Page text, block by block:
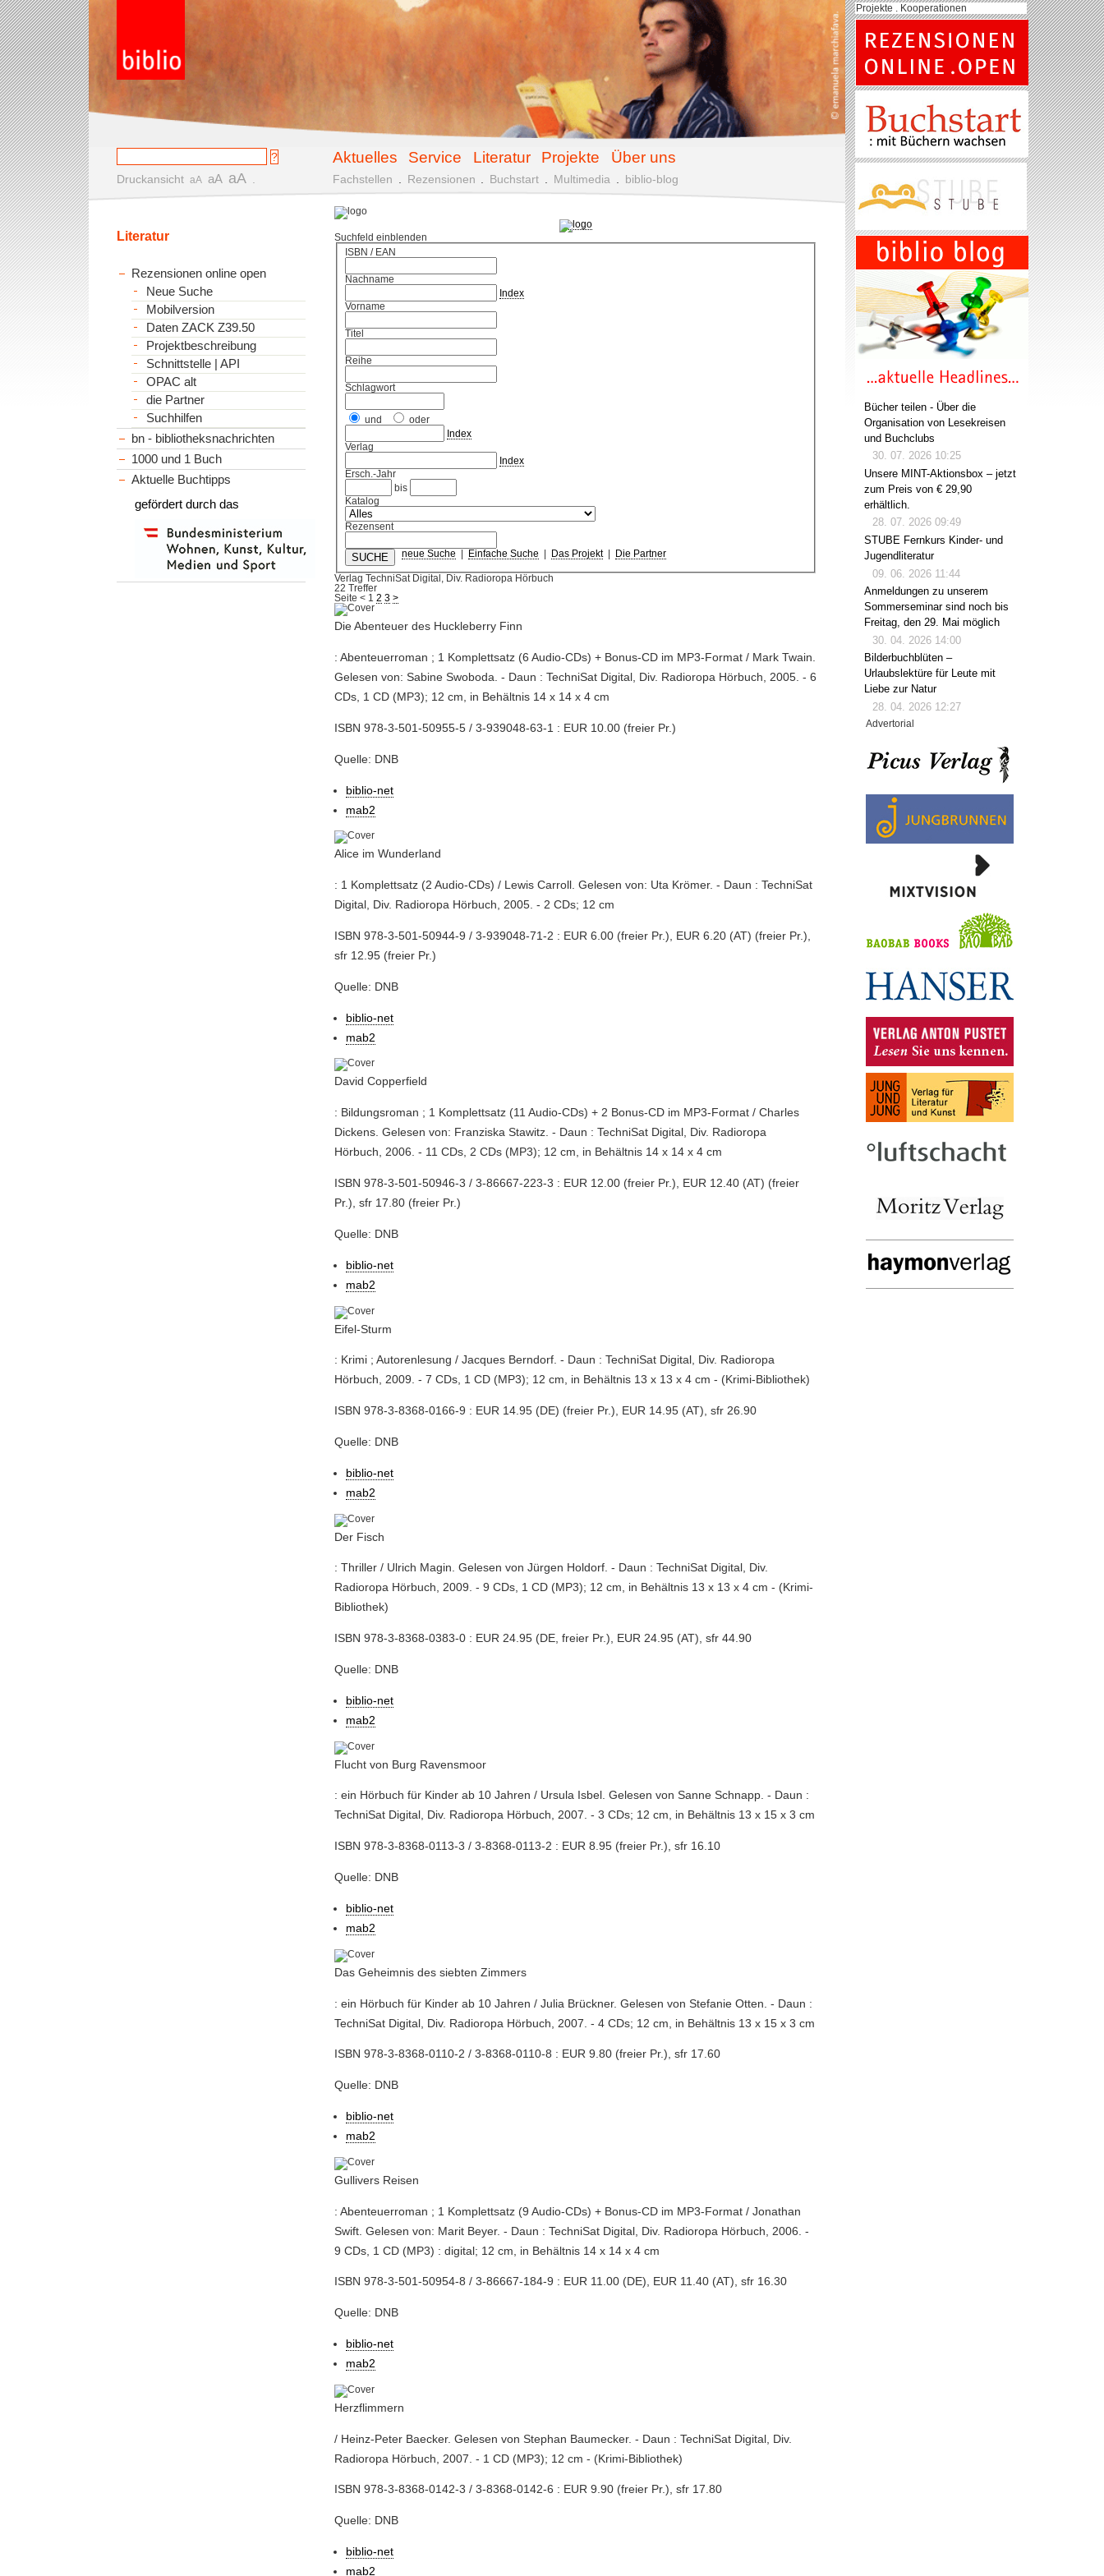
Aktuelles Service Literatur Projekte Über uns
Druckansicht aA aA aA Fachstellen Rezensionen Buchstart Multimedia biblio-blog
Suchfeld einblenden
ISBN / EAN
Nachname
Index
Vorname
Titel
Reihe
Schlagwort
und
oder
Index
Verlag
Index
Ersch.-Jahr
bis
Katalog
Rezensent
neue Suche Einfache Suche Das Projekt| Die Partner
Verlag TechniSat Digital, Div. Radioropa Hörbuch
22 Treffer
Seite< 1 2 3 >
Die Abenteuer des Huckleberry Finn
: Abenteuerroman ; 1 Komplettsatz (6 Audio-CDs) + Bonus-CD im MP3-Format / Mark Twain.
Gelesen von: Sabine Swoboda. - Daun : TechniSat Digital, Div. Radioropa Hörbuch, 2005. - 6
CDs, 1 CD (MP3); 12 cm, in Behältnis 14 x 14 x 4 cm
ISBN 978-3-501-50955-5 / 3-939048-63-1 : EUR 10.00 (freier Pr.)
Quelle: DNB
biblio-net
mab2
Alice im Wunderland
: 1 Komplettsatz (2 Audio-CDs) / Lewis Carroll. Gelesen von: Uta Krömer. - Daun : TechniSat
Digital, Div. Radioropa Hörbuch, 2005. - 2 CDs; 12 cm
ISBN 978-3-501-50944-9 / 3-939048-71-2 : EUR 6.00 (freier Pr.), EUR 6.20 (AT) (freier Pr.),
sfr 12.95 (freier Pr.)
Quelle: DNB
biblio-net
mab2
David Copperfield
: Bildungsroman ; 1 Komplettsatz (11 Audio-CDs) + 2 Bonus-CD im MP3-Format / Charles
Dickens. Gelesen von: Franziska Stawitz. - Daun : TechniSat Digital, Div. Radioropa
Hörbuch, 2006. - 11 CDs, 2 CDs (MP3); 12 cm, in Behältnis 14 x 14 x 4 cm
ISBN 978-3-501-50946-3 / 3-86667-223-3 : EUR 12.00 (freier Pr.), EUR 12.40 (AT) (freier
Pr.), sfr 17.80 (freier Pr.)
Quelle: DNB
biblio-net
mab2
Eifel-Sturm
: Krimi ; Autorenlesung / Jacques Berndorf. - Daun : TechniSat Digital, Div. Radioropa
Hörbuch, 2009. - 7 CDs, 1 CD (MP3); 12 cm, in Behältnis 13 x 13 x 4 cm - (Krimi-Bibliothek)
ISBN 978-3-8368-0166-9 : EUR 14.95 (DE) (freier Pr.), EUR 14.95 (AT), sfr 26.90
Quelle: DNB
biblio-net
mab2
Der Fisch
: Thriller / Ulrich Magin. Gelesen von Jürgen Holdorf. - Daun : TechniSat Digital, Div.
Radioropa Hörbuch, 2009. - 9 CDs, 1 CD (MP3); 12 cm, in Behältnis 13 x 13 x 4 cm - (Krimi-
Bibliothek)
ISBN 978-3-8368-0383-0 : EUR 24.95 (DE, freier Pr.), EUR 24.95 (AT), sfr 44.90
Quelle: DNB
biblio-net
mab2
Flucht von Burg Ravensmoor
: ein Hörbuch für Kinder ab 10 Jahren / Ursula Isbel. Gelesen von Sanne Schnapp. - Daun :
TechniSat Digital, Div. Radioropa Hörbuch, 2007. - 3 CDs; 12 cm, in Behältnis 13 x 15 x 3 cm
ISBN 978-3-8368-0113-3 / 3-8368-0113-2 : EUR 8.95 (freier Pr.), sfr 16.10
Quelle: DNB
biblio-net
mab2
Das Geheimnis des siebten Zimmers
: ein Hörbuch für Kinder ab 10 Jahren / Julia Brückner. Gelesen von Stefanie Otten. - Daun :
TechniSat Digital, Div. Radioropa Hörbuch, 2007. - 4 CDs; 12 cm, in Behältnis 13 x 15 x 3 cm
ISBN 978-3-8368-0110-2 / 3-8368-0110-8 : EUR 9.80 (freier Pr.), sfr 17.60
Quelle: DNB
biblio-net
mab2
Gullivers Reisen
: Abenteuerroman ; 1 Komplettsatz (9 Audio-CDs) + Bonus-CD im MP3-Format / Jonathan
Swift. Gelesen von: Marit Beyer. - Daun : TechniSat Digital, Div. Radioropa Hörbuch, 2006. -
9 CDs, 1 CD (MP3) : digital; 12 cm, in Behältnis 14 x 14 x 4 cm
ISBN 978-3-501-50954-8 / 3-86667-184-9 : EUR 11.00 (DE), EUR 11.40 (AT), sfr 16.30
Quelle: DNB
biblio-net
mab2
Herzflimmern
/ Heinz-Peter Baecker. Gelesen von Stephan Baumecker. - Daun : TechniSat Digital, Div.
Radioropa Hörbuch, 2007. - 1 CD (MP3); 12 cm - (Krimi-Bibliothek)
ISBN 978-3-8368-0142-3 / 3-8368-0142-6 : EUR 9.90 (freier Pr.), sfr 17.80
Quelle: DNB
biblio-net
mab2
Literatur
Rezensionen online open
Neue Suche
Mobilversion
Daten ZACK Z39.50
Projektbeschreibung
Schnittstelle | API
OPAC alt
die Partner
Suchhilfen
bn - bibliotheksnachrichten
1000 und 1 Buch
Aktuelle Buchtipps
gefördert durch das
Projekte . Kooperationen
Bücher teilen - Über die
Organisation von Lesekreisen
und Buchclubs
30. 07. 2026 10:25
Unsere MINT-Aktionsbox – jetzt
zum Preis von € 29,90
erhältlich.
28. 07. 2026 09:49
STUBE Fernkurs Kinder- und
Jugendliteratur
09. 06. 2026 11:44
Anmeldungen zu unserem
Sommerseminar sind noch bis
Freitag, den 29. Mai möglich
30. 04. 2026 14:00
Bilderbuchblüten –
Urlaubslektüre für Leute mit
Liebe zur Natur
28. 04. 2026 12:27
Advertorial